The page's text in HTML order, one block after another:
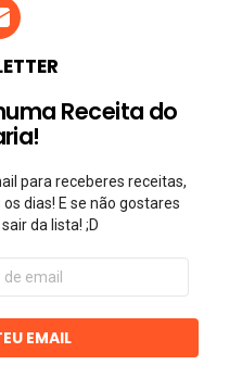
Receita do
para receberes receitas,
dias! E se não gostares
da lista! ;D
EMAIL